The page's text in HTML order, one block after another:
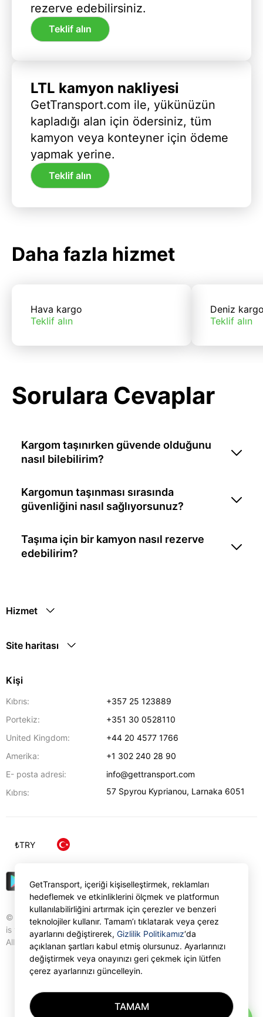
rezerve edebilirsiniz.
Teklif alın
LTL kamyon nakliyesi
GetTransport.com ile, yükünüzün
kapladığı alan için ödersiniz, tüm
kamyon veya konteyner için ödeme
yapmak yerine.
Teklif alın
Daha fazla hizmet
Hava kargo
Teklif alın
Deniz
Teklif alın
Sorulara Cevaplar
Kargom taşınırken güvende olduğunu
nasıl bilebilirim?
Kargomun taşınması sırasında
güvenliğini nasıl sağlıyorsunuz?
Taşıma için bir kamyon nasıl rezerve
edebilirim?
Hizmet
Site haritası
Kişi
Kıbrıs:
+357 25 123889
Portekiz:
+351 30 0528110
United Kingdom:
+44 20 4577 1766
Amerika:
+1 302 240 28 90
E- posta adresi:
info@gettransport.com
Kıbrıs:
57 Spyrou Kyprianou, Larnaka 6051
© Gettransport International Limited. GetTransport®
is trademark of Gettransport International Limited.
All rights reserved.
₺TRY
GetTransport, içeriği kişiselleştirmek, reklamları
hedeflemek ve etkinliklerini ölçmek ve platformun
kullanılabilirliğini artırmak için çerezler ve benzeri
teknolojiler kullanır. Tamam’ı tıklatarak veya çerez
ayarlarını değiştirerek, Gizlilik Politikamız‘da
açıklanan şartları kabul etmiş olursunuz. Ayarlarınızı
değiştirmek veya onayınızı geri çekmek için lütfen
çerez ayarlarınızı güncelleyin.
TAMAM